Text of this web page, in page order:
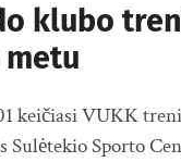
klubo
keičiasi VUKK
Sulėtekio Sporto